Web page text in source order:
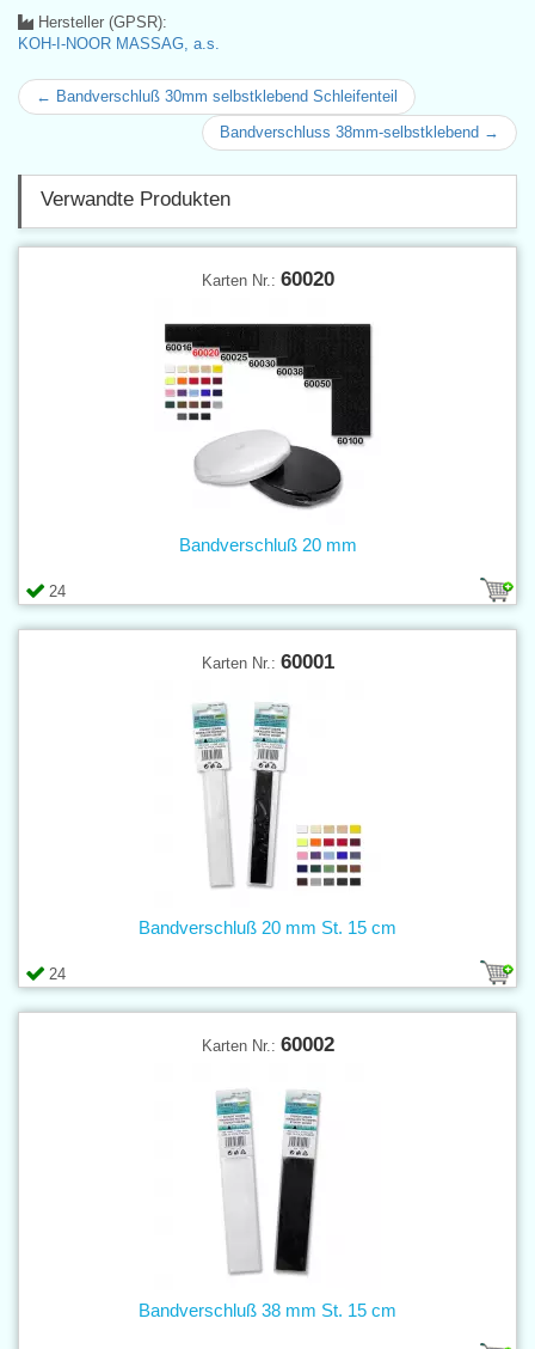
Hersteller (GPSR):
KOH-I-NOOR MASSAG, a.s.
← Bandverschluß 30mm selbstklebend Schleifenteil
Bandverschluss 38mm-selbstklebend →
Verwandte Produkten
Karten Nr.: 60020
24
Bandverschluß 20 mm
Karten Nr.: 60001
24
Bandverschluß 20 mm St. 15 cm
Karten Nr.: 60002
Bandverschluß 38 mm St. 15 cm